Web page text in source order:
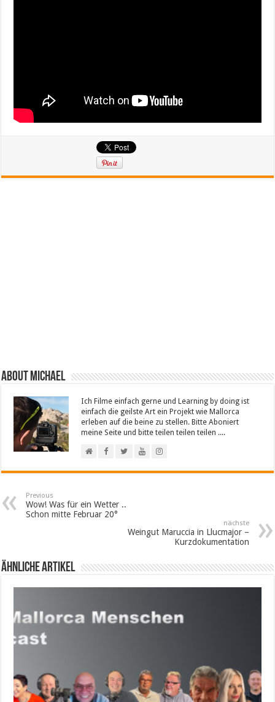
About Michael
Ich Filme einfach gerne und Learning by doing ist
einfach die geilste Art ein Projekt wie Mallorca
erleben auf die beine zu stellen. Bitte Aboniert
meine Seite und bitte teilen teilen teilen ....
Previous
Wow! Was für ein Wetter ..
Schon mitte Februar 20°
nächste
Weingut Maruccia in Llucmajor –
Kurzdokumentation
Ähnliche Artikel